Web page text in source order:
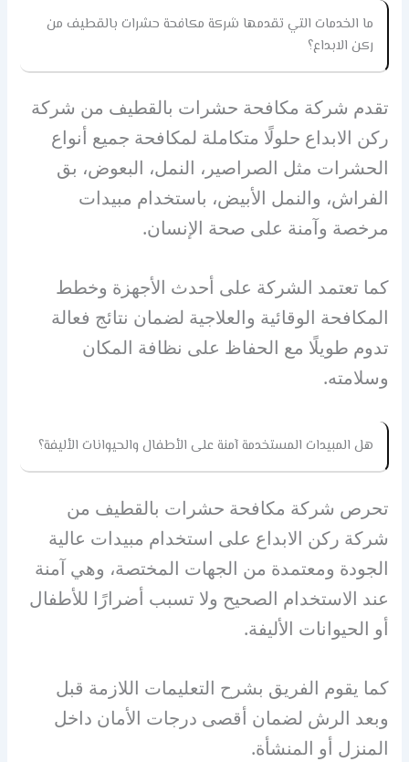
ما الخدمات التي تقدمها شركة مكافحة حشرات بالقطيف من
ركن الابداع؟
تقدم شركة مكافحة حشرات بالقطيف من شركة
ركن الابداع حلولًا متكاملة لمكافحة جميع أنواع
الحشرات مثل الصراصير، النمل، البعوض، بق
الفراش، والنمل الأبيض، باستخدام مبيدات
مرخصة وآمنة على صحة الإنسان.
كما تعتمد الشركة على أحدث الأجهزة وخطط
المكافحة الوقائية والعلاجية لضمان نتائج فعالة
تدوم طويلًا مع الحفاظ على نظافة المكان
وسلامته.
هل المبيدات المستخدمة آمنة على الأطفال والحيوانات الأليفة؟
تحرص شركة مكافحة حشرات بالقطيف من
شركة ركن الابداع على استخدام مبيدات عالية
الجودة ومعتمدة من الجهات المختصة، وهي آمنة
عند الاستخدام الصحيح ولا تسبب أضرارًا للأطفال
أو الحيوانات الأليفة.
كما يقوم الفريق بشرح التعليمات اللازمة قبل
وبعد الرش لضمان أقصى درجات الأمان داخل
المنزل أو المنشأة.